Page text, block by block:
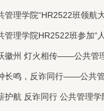
管理学院“HR2522班领航
管理学院HR2522班参加“
徽州 灯火相传——公共管
长鸣，反诈同行——公共管
护航 反诈同行 公共管理学